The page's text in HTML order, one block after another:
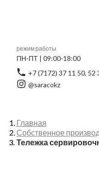
режим работы
ПН-ПТ | 09:00-18:00
+7 (7172) 37 11 50, 52
@saracokz
Главная
Собственное
Тележка